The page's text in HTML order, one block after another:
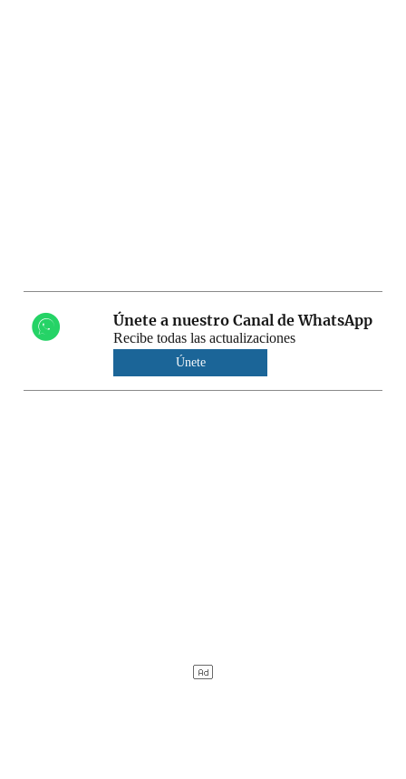
Únete a nuestro Canal de WhatsApp
Recibe todas las actualizaciones
Únete